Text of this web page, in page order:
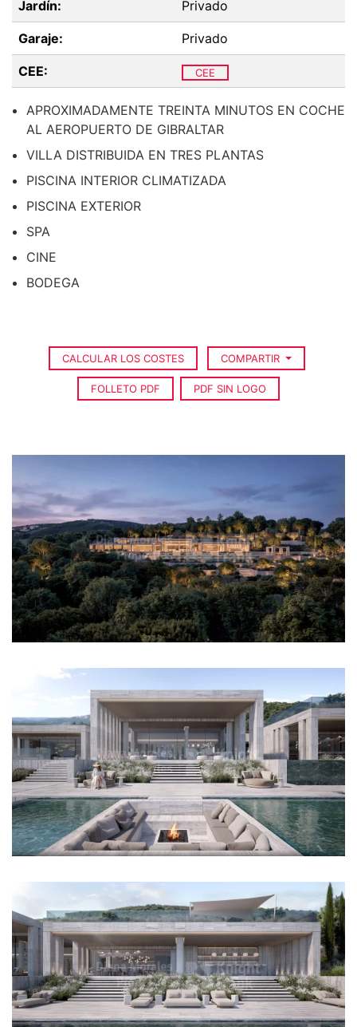
Jardín: Privado
Garaje: Privado
CEE: CEE
APROXIMADAMENTE TREINTA MINUTOS EN COCHE
AL AEROPUERTO DE GIBRALTAR
VILLA DISTRIBUIDA EN TRES PLANTAS
PISCINA INTERIOR CLIMATIZADA
PISCINA EXTERIOR
SPA
CINE
BODEGA
CALCULAR LOS COSTES COMPARTIR
FOLLETO PDF PDF SIN LOGO